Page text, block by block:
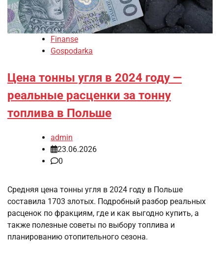
Finanse
Gospodarka
Цена тонны угля в 2024 году —
реальные расценки за тонну
топлива в Польше
admin
23.06.2026
0
Средняя цена тонны угля в 2024 году в Польше
составила 1703 злотых. Подробный разбор реальных
расценок по фракциям, где и как выгодно купить, а
также полезные советы по выбору топлива и
планированию отопительного сезона.